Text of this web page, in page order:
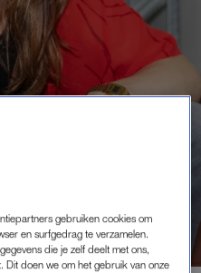
gebruiken cookies om
en surfgedrag te verzamelen.
die je zelf deelt met ons,
Dit doen we om het gebruik van onze